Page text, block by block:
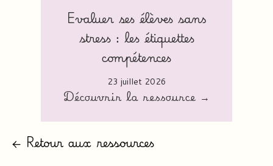
Evaluer ses élèves sans
stress : les étiquettes
compétences
23 juillet 2026
Découvrir la ressource →
← Retour aux ressources